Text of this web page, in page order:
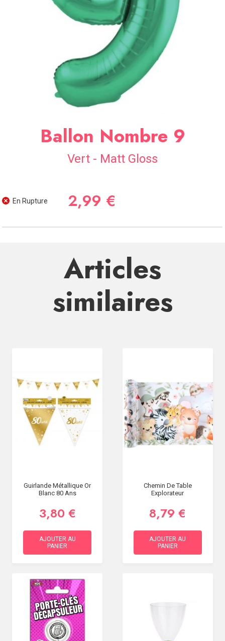
Ballon Nombre 9
Vert - Matt Gloss
En Rupture 2,99 €
Articles
similaires
Guirlande Métallique Or
Blanc 80 Ans
3,80 €
AJOUTER AU
PANIER
Chemin De Table
Explorateur
8,79 €
AJOUTER AU
PANIER